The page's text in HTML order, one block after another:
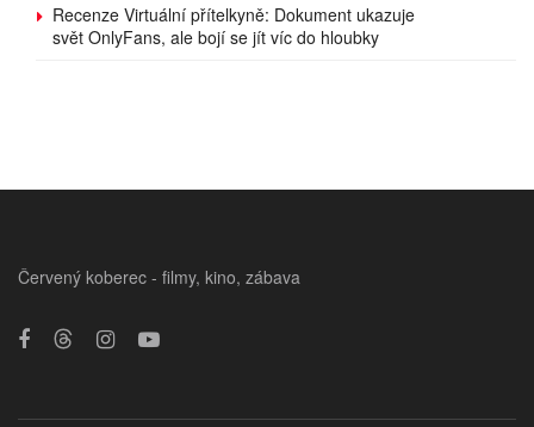
Recenze Virtuální přítelkyně: Dokument ukazuje
svět OnlyFans, ale bojí se jít víc do hloubky
Červený koberec - filmy, kino, zábava